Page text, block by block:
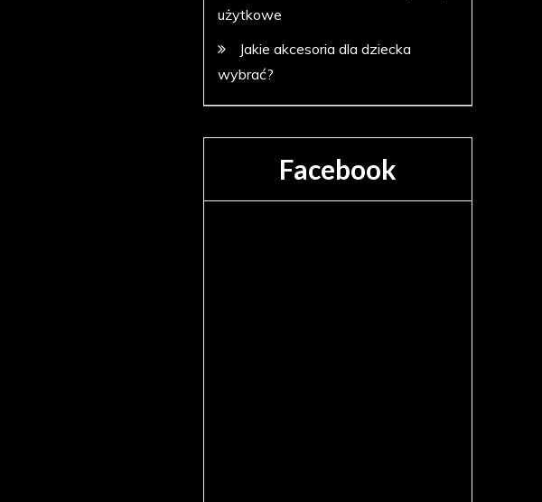
użytkowe
Jakie akcesoria dla dziecka
wybrać?
Facebook